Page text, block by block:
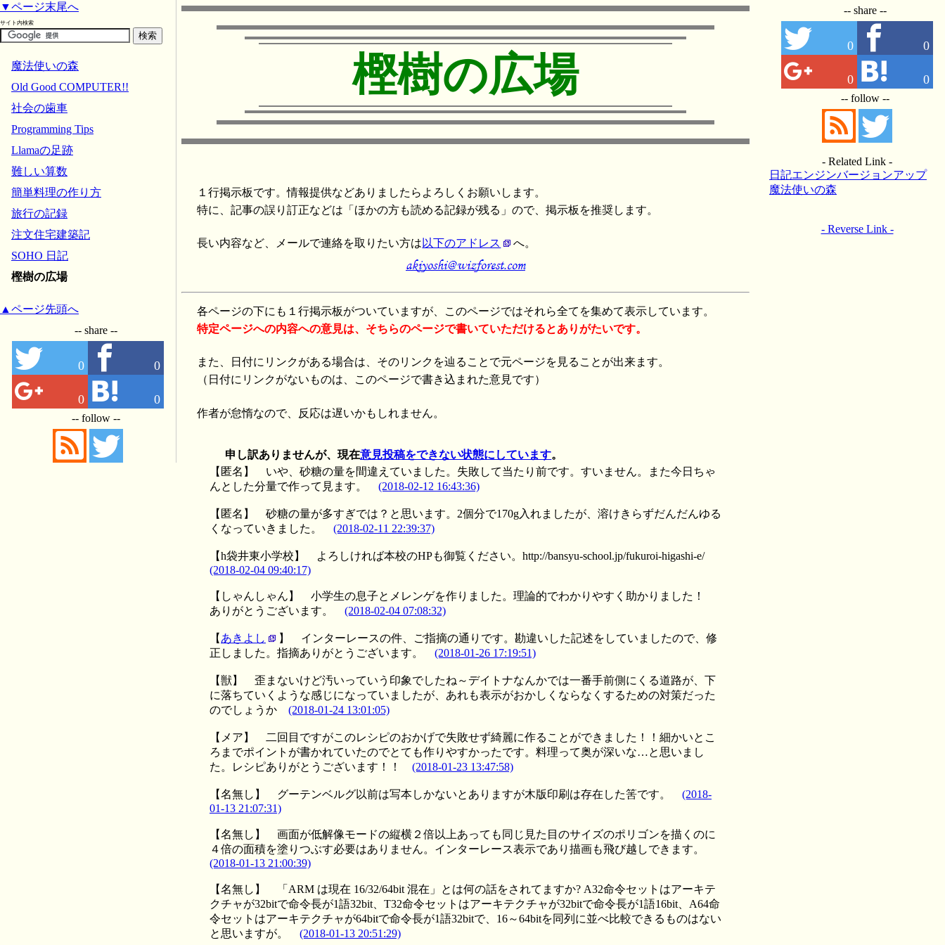
樫樹の広場
１行掲示板です。情報提供などありましたらよろしくお願いします。
特に、記事の誤り訂正などは「ほかの方も読める記録が残る」ので、掲示板を推奨します。
長い内容など、メールで連絡を取りたい方は 以下のアドレス へ。
各ページの下にも１行掲示板がついていますが、このページではそれら全てを集めて表示しています。
特定ページへの内容への意見は、そちらのページで書いていただけるとありがたいです。
また、日付にリンクがある場合は、そのリンクを辿ることで元ページを見ることが出来ます。
（日付にリンクがないものは、このページで書き込まれた意見です）
作者が怠惰なので、反応は遅いかもしれません。
申し訳ありませんが、現在意見投稿をできない状態にしています。
【匿名】 いや、砂糖の量を間違えていました。失敗して当たり前です。すいません。また今日ちゃ
んとした分量で作って見ます。
(2018-02-12 16:43:36)
【匿名】 砂糖の量が多すぎでは？と思います。2個分で170g入れましたが、溶けきらずだんだんゆる
くなっていきました。
(2018-02-11 22:39:37)
【h袋井東小学校】
よろしければ本校のHPも御覧ください。http://bansyu-school.jp/fukuroi-higashi-e/
(2018-02-04 09:40:17)
【しゃんしゃん】 小学生の息子とメレンゲを作りました。理論的でわかりやすく助かりました！
ありがとうございます。
(2018-02-04 07:08:32)
【 あきよし 】 インターレースの件、ご指摘の通りです。勘違いした記述をしていましたので、修
正しました。指摘ありがとうございます。
(2018-01-26 17:19:51)
【獣】 歪まないけど汚いっていう印象でしたね～デイトナなんかでは一番手前側にくる道路が、下
に落ちていくような感じになっていましたが、あれも表示がおかしくならなくするための対策だった
のでしょうか
(2018-01-24 13:01:05)
【メア】
二回目ですがこのレシピのおかげで失敗せず綺麗に作ることができました！！細かいとこ
ろまでポイントが書かれていたのでとても作りやすかったです。料理って奥が深いな…と思いまし
た。レシピありがとうございます！！
(2018-01-23 13:47:58)
【名無し】 グーテンベルグ以前は写本しかないとありますが木版印刷は存在した筈です。
(2018-
01-13 21:07:31)
【名無し】 画面が低解像モードの縦横２倍以上あっても同じ見た目のサイズのポリゴンを描くのに
４倍の面積を塗りつぶす必要はありません。インターレース表示であり描画も飛び越しできます。
(2018-01-13 21:00:39)
【名無し】
「ARM は現在 16/32/64bit 混在」とは何の話をされてますか? A32命令セットはアーキテ
クチャが32bitで命令長が1語32bit、T32命令セットはアーキテクチャが32bitで命令長が1語16bit、A64命
令セットはアーキテクチャが64bitで命令長が1語32bitで、16～64bitを同列に並べ比較できるものはない
と思いますが。
(2018-01-13 20:51:29)
-- share --
0 0
0 0
-- follow --
- Related Link -
日記エンジンバージョンアップ
【日記 03/12/27】
魔法使いの森
- Reverse Link -
▼ページ末尾へ
サイト内検索
魔法使いの森
Old Good COMPUTER!!
社会の歯車
Programming Tips
Llamaの足跡
難しい算数
簡単料理の作り方
旅行の記録
注文住宅建築記
SOHO 日記
樫樹の広場
▲ページ先頭へ
-- share --
0 0
0 0
-- follow --